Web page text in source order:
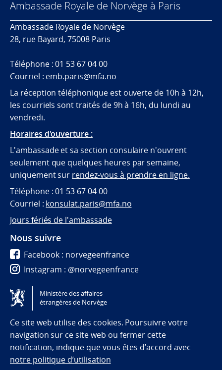
Ambassade Royale de Norvège à Paris
Ambassade Royale de Norvège
28, rue Bayard, 75008 Paris
Téléphone : 01 53 67 04 00
Courriel : emb.paris@mfa.no
La réception téléphonique est ouverte de 10h à 12h,
les courriels sont traités de 9h à 16h, du lundi au
vendredi.
Horaires d'ouverture :
L'ambassade et sa section consulaire n'ouvrent
seulement que quelques heures par semaine,
uniquement sur rendez-vous à prendre en ligne.
Téléphone : 01 53 67 04 00
Courriel : konsulat.paris@mfa.no
Jours fériés de l'ambassade
Nous suivre
Facebook : norvegeenfrance
Instagram : @norvegeenfrance
Twitter : @norvegeenfrance
Tilgjengelighetserklæring / Accessibility statement
(NO)
Ministère des affaires
étrangères de Norvège
Ce site web utilise des cookies. Poursuivre votre
navigation sur ce site web ou fermer cette
notification, indique que vous êtes d’accord avec
notre politique d’utilisation